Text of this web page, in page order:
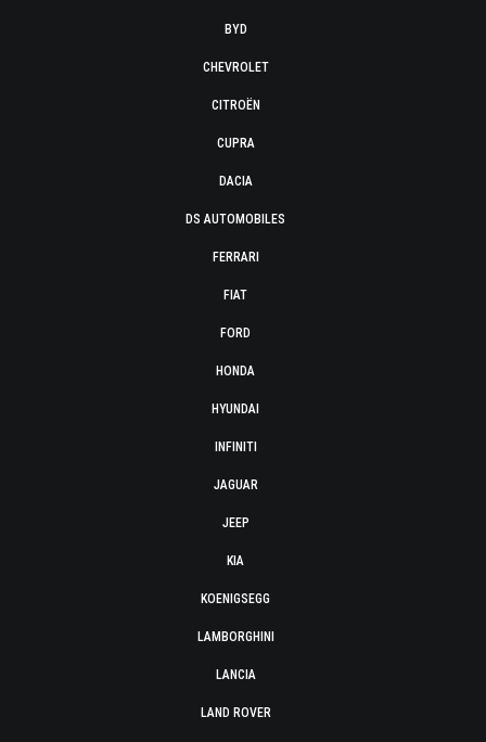
BYD
CHEVROLET
CITROËN
CUPRA
DACIA
DS AUTOMOBILES
FERRARI
FIAT
FORD
HONDA
HYUNDAI
INFINITI
JAGUAR
JEEP
KIA
KOENIGSEGG
LAMBORGHINI
LANCIA
LAND ROVER